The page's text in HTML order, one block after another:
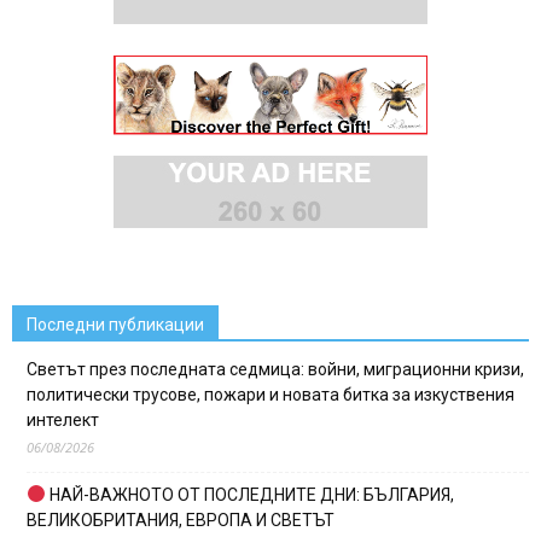
Последни публикации
Светът през последната седмица: войни, миграционни кризи,
политически трусове, пожари и новата битка за изкуствения
интелект
06/08/2026
НАЙ-ВАЖНОТО ОТ ПОСЛЕДНИТЕ ДНИ: БЪЛГАРИЯ,
ВЕЛИКОБРИТАНИЯ, ЕВРОПА И СВЕТЪТ